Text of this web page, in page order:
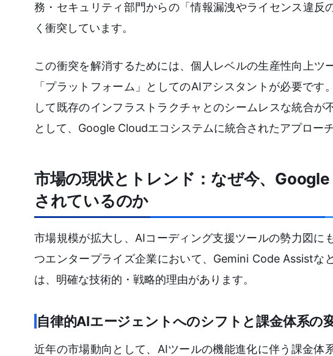
務・セキュリティ部門からの「情報漏洩やライセンス違
く衝突しています。
この衝突を解消するためには、個人レベルの生産性向上
「プラットフォーム」としてのAIアシスタントが必要で
して既存のインフラストラクチャとのシームレスな統合
として、Google Cloudエコシステムに統合されたアプロー
市場の現状とトレンド：なぜ今、
されているのか
市場規模が拡大し、AIコーディング支援ツールの勢力図
つエンタープライズ企業において、Gemini Code Assistな
は、明確な技術的・戦略的理由があります。
自律的AIエージェントへのシフトと課金体系の
近年の市場動向として、AIツールの機能進化に伴う課金